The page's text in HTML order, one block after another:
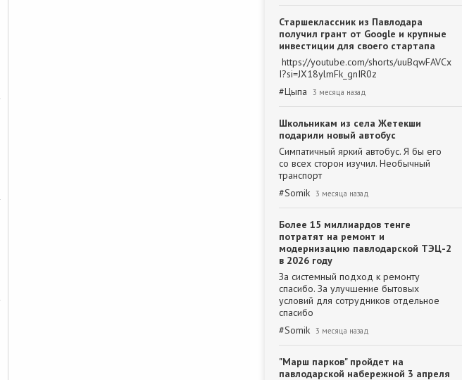
Старшеклассник из Павлодара
получил грант от Google и крупные
инвестиции для своего стартапа
https://youtube.com/shorts/uuBqwFAVCx
I?si=JX18ylmFk_gnIR0z
#Цыпа 3 месяца назад
Школьникам из села Жетекши
подарили новый автобус
Симпатичный яркий автобус. Я бы его
со всех сторон изучил. Необычный
транспорт
#Somik 3 месяца назад
Более 15 миллиардов тенге
потратят на ремонт и
модернизацию павлодарской ТЭЦ-2
в 2026 году
За системный подход к ремонту
спасибо. За улучшение бытовых
условий для сотрудников отдельное
спасибо
#Somik 3 месяца назад
"Марш парков" пройдет на
павлодарской набережной 3 апреля